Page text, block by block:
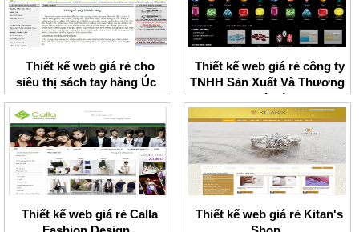
Thiết kế web giá rẻ cho
siêu thị sách tay hàng Úc
Thiết kế web giá rẻ công ty
TNHH Sản Xuất Và Thương
Mại Đá Sáng
Thiết kế web giá rẻ Calla
Thiết kế web giá rẻ Kitan's